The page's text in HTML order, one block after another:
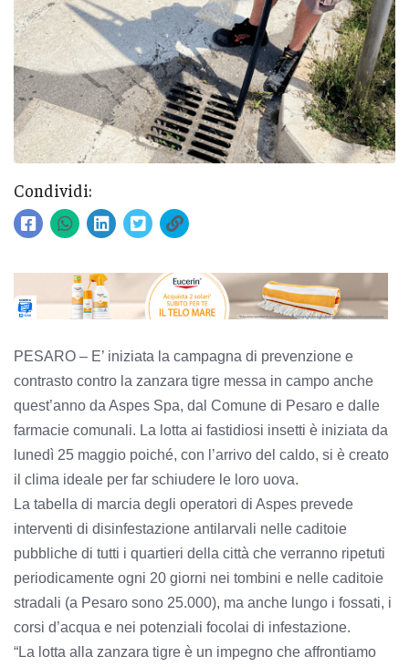
Condividi:
PESARO – E’ iniziata la campagna di prevenzione e
contrasto contro la zanzara tigre messa in campo anche
quest’anno da Aspes Spa, dal Comune di Pesaro e dalle
farmacie comunali. La lotta ai fastidiosi insetti è iniziata da
lunedì 25 maggio poiché, con l’arrivo del caldo, si è creato
il clima ideale per far schiudere le loro uova.
La tabella di marcia degli operatori di Aspes prevede
interventi di disinfestazione antilarvali nelle caditoie
pubbliche di tutti i quartieri della città che verranno ripetuti
periodicamente ogni 20 giorni nei tombini e nelle caditoie
stradali (a Pesaro sono 25.000), ma anche lungo i fossati, i
corsi d’acqua e nei potenziali focolai di infestazione.
“La lotta alla zanzara tigre è un impegno che affrontiamo